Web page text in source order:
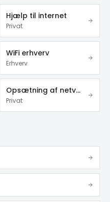
Hjælp til internet
Privat
WiFi erhverv
Erhverv
Opsætning af netværk
Privat